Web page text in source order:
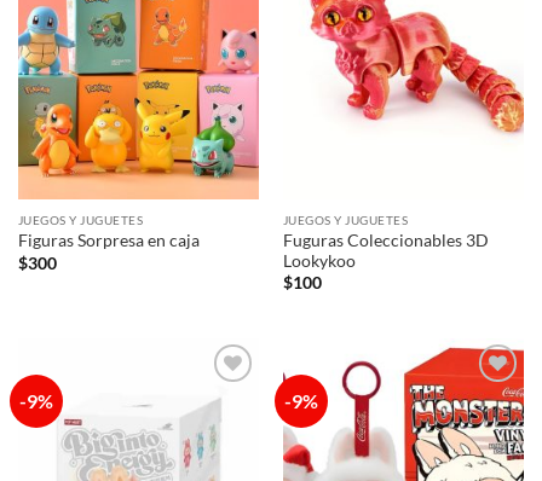
deseos
JUEGOS Y JUGUETES
Figuras Sorpresa en caja
$300
JUEGOS Y JUGUETES
Fuguras Coleccionables 3D
Lookykoo
$100
-9%
Añadir
lista de
deseos
-9%
Añadir
a la
lista de
deseos